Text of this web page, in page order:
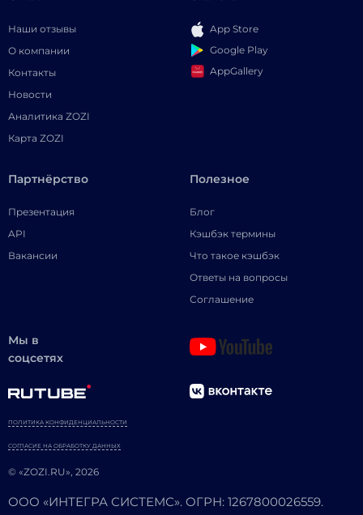
Наши отзывы
О компании
Контакты
Новости
Аналитика ZOZI
Карта ZOZI
App Store
Google Play
AppGallery
Партнёрство
Презентация
API
Вакансии
Полезное
Блог
Кэшбэк термины
Что такое кэшбэк
Ответы на вопросы
Соглашение
Мы в
соцсетях
© «ZOZI.RU», 2026
ПОЛИТИКА КОНФИДЕНЦИАЛЬНОСТИ
СОГЛАСИЕ НА ОБРАБОТКУ ДАННЫХ
ООО «ИНТЕГРА СИСТЕМС». ОГРН: 1267800026559.